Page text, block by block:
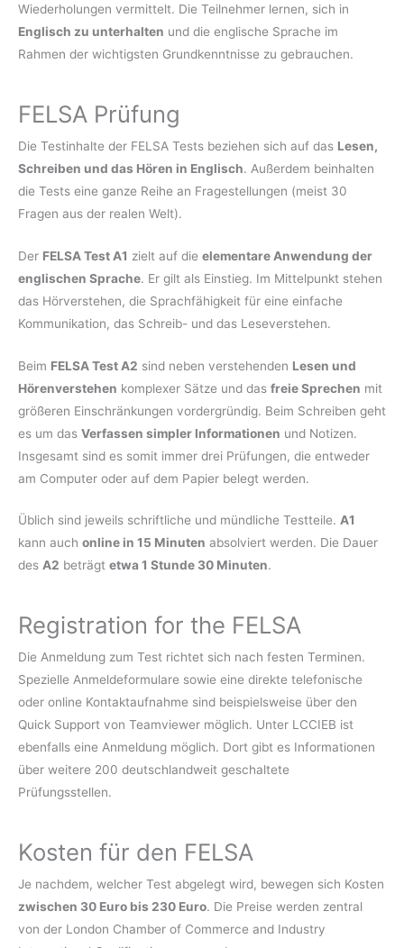
Wiederholungen vermittelt. Die Teilnehmer lernen, sich in
Englisch zu unterhalten und die englische Sprache im
Rahmen der wichtigsten Grundkenntnisse zu gebrauchen.
FELSA Prüfung
Die Testinhalte der FELSA Tests beziehen sich auf das Lesen,
Schreiben und das Hören in Englisch. Außerdem beinhalten
die Tests eine ganze Reihe an Fragestellungen (meist 30
Fragen aus der realen Welt).
Der FELSA Test A1 zielt auf die elementare Anwendung der
englischen Sprache. Er gilt als Einstieg. Im Mittelpunkt stehen
das Hörverstehen, die Sprachfähigkeit für eine einfache
Kommunikation, das Schreib- und das Leseverstehen.
Beim FELSA Test A2 sind neben verstehenden Lesen und
Hörenverstehen komplexer Sätze und das freie Sprechen mit
größeren Einschränkungen vordergründig. Beim Schreiben geht
es um das Verfassen simpler Informationen und Notizen.
Insgesamt sind es somit immer drei Prüfungen, die entweder
am Computer oder auf dem Papier belegt werden.
Üblich sind jeweils schriftliche und mündliche Testteile. A1
kann auch online in 15 Minuten absolviert werden. Die Dauer
des A2 beträgt etwa 1 Stunde 30 Minuten.
Registration for the FELSA
Die Anmeldung zum Test richtet sich nach festen Terminen.
Spezielle Anmeldeformulare sowie eine direkte telefonische
oder online Kontaktaufnahme sind beispielsweise über den
Quick Support von Teamviewer möglich. Unter LCCIEB ist
ebenfalls eine Anmeldung möglich. Dort gibt es Informationen
über weitere 200 deutschlandweit geschaltete
Prüfungsstellen.
Kosten für den FELSA
Je nachdem, welcher Test abgelegt wird, bewegen sich Kosten
zwischen 30 Euro bis 230 Euro. Die Preise werden zentral
von der London Chamber of Commerce and Industry